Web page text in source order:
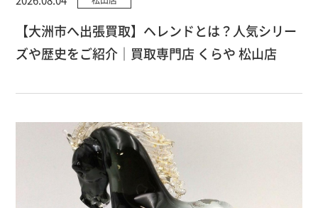
【大洲市へ出張買取】ヘレンドとは？人気シリー
ズや歴史をご紹介｜買取専門店 くらや 松山店